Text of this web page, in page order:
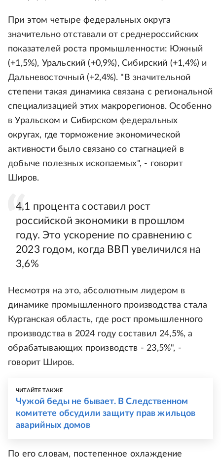
При этом четыре федеральных округа
значительно отставали от среднероссийских
показателей роста промышленности: Южный
(+1,5%), Уральский (+0,9%), Сибирский (+1,4%) и
Дальневосточный (+2,4%). "В значительной
степени такая динамика связана с региональной
специализацией этих макрорегионов. Особенно
в Уральском и Сибирском федеральных
округах, где торможение экономической
активности было связано со стагнацией в
добыче полезных ископаемых", - говорит
Широв.
4,1 процента составил рост
российской экономики в прошлом
году. Это ускорение по сравнению с
2023 годом, когда ВВП увеличился на
3,6%
Несмотря на это, абсолютным лидером в
динамике промышленного производства стала
Курганская область, где рост промышленного
производства в 2024 году составил 24,5%, а
обрабатывающих производств - 23,5%", -
говорит Широв.
ЧИТАЙТЕ ТАКЖЕ
Чужой беды не бывает. В Следственном
комитете обсудили защиту прав жильцов
аварийных домов
По его словам, постепенное охлаждение